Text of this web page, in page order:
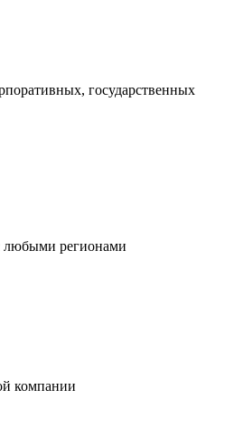
государственных
любыми регионами
компании